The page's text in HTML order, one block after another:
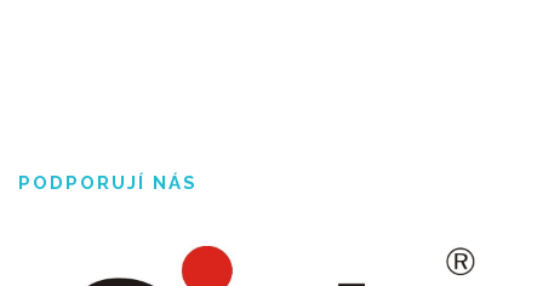
PODPORUJÍ NÁS